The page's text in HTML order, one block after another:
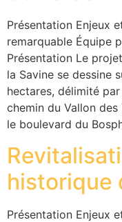
Présentation Enjeux
remarquable Équipe
Présentation Le
la Savine se dessine
hectares, délimité
chemin du Vallon
le boulevard du
historique
Présentation Enjeux